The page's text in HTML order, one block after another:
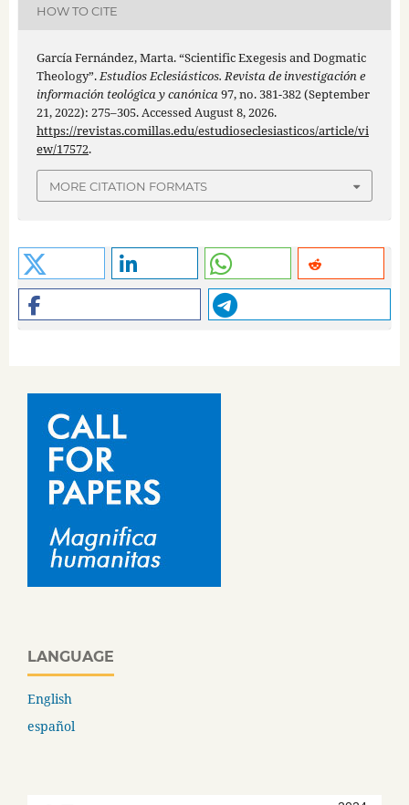
HOW TO CITE
García Fernández, Marta. “Scientific Exegesis and Dogmatic
Theology”.Estudios Eclesiásticos. Revista de investigación e
información teológica y canónica97, no. 381-382 (September
21, 2022): 275–305. Accessed August 8, 2026.
https://revistas.comillas.edu/estudioseclesiasticos/article/vi
ew/17572.
MORE CITATION FORMATS
LANGUAGE
English
español